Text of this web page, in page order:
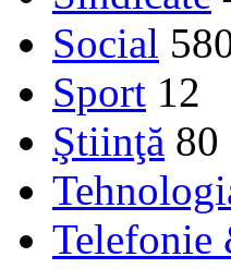
Social
Sport 12
Ştiinţă 80
Telefonie